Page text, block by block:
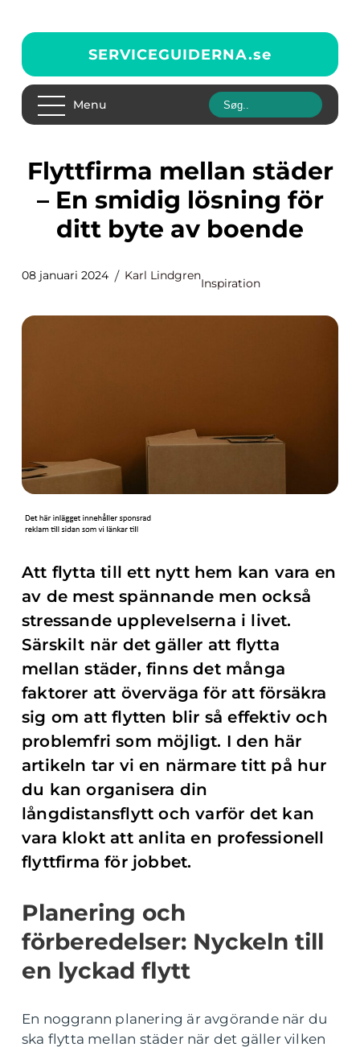
SERVICEGUIDERNA.se
Menu
Flyttfirma mellan städer
– En smidig lösning för
ditt byte av boende
08 januari 2024 Karl Lindgren
Inspiration
Att flytta till ett nytt hem kan vara en
av de mest spännande men också
stressande upplevelserna i livet.
Särskilt när det gäller att flytta
mellan städer, finns det många
faktorer att överväga för att försäkra
sig om att flytten blir så effektiv och
problemfri som möjligt. I den här
artikeln tar vi en närmare titt på hur
du kan organisera din
långdistansflytt och varför det kan
vara klokt att anlita en professionell
flyttfirma för jobbet.
Planering och
förberedelser: Nyckeln till
en lyckad flytt
En noggrann planering är avgörande när du
ska flytta mellan städer när det gäller vilken